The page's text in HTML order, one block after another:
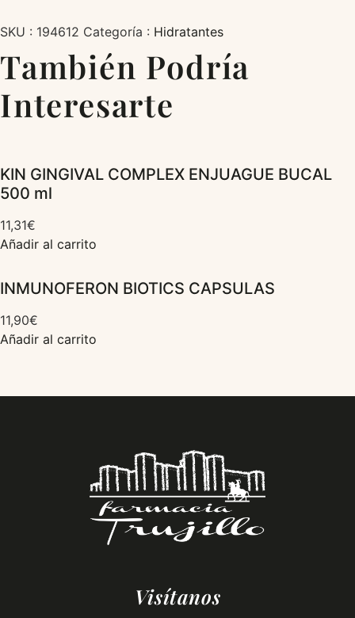
SKU : 194612 Categoría : Hidratantes
También Podría
Interesarte
KIN GINGIVAL COMPLEX ENJUAGUE BUCAL
500 ml
11,31€
Añadir al carrito
INMUNOFERON BIOTICS CAPSULAS
11,90€
Añadir al carrito
Visítanos